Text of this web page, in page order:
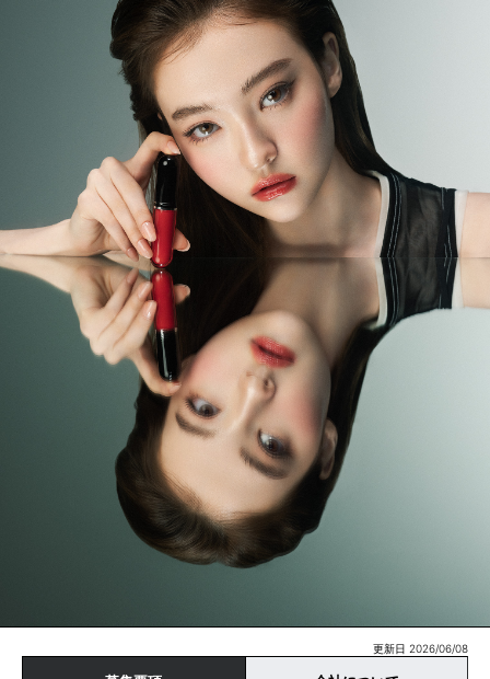
更新日 2026/06/08